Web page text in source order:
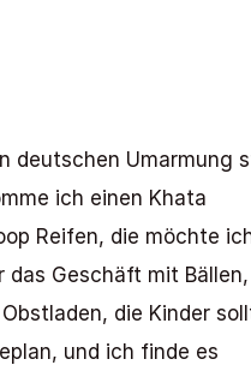
deutschen Umarmung
ich einen Khata
Reifen, die möchte
Geschäft mit Bällen,
die Kinder
und ich finde es